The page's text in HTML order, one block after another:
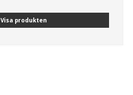
Visa produkten